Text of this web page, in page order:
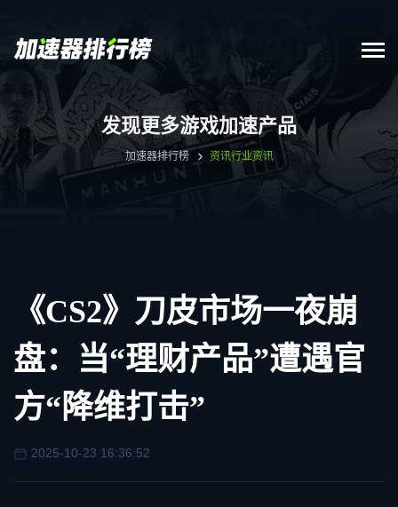
发现更多游戏加速产品
加速器排行榜 资讯行业资讯
《CS2》刀皮市场一夜崩
盘：当“理财产品”遭遇官
方“降维打击”
2025-10-23 16:36:52